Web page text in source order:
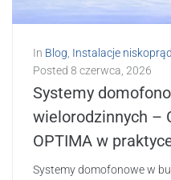
In Blog, Instalacje
Posted 8 czerwca, 2026
Systemy
wielorodzinnych –
OPTIMA w
Systemy domofonowe w